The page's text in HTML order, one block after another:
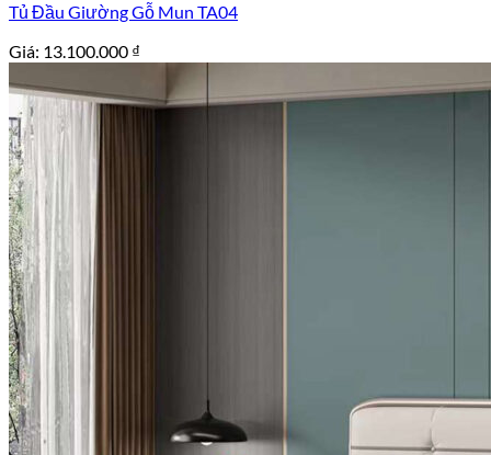
Tủ Đầu Giường Gỗ Mun TA04
Giá: 13.100.000 ₫